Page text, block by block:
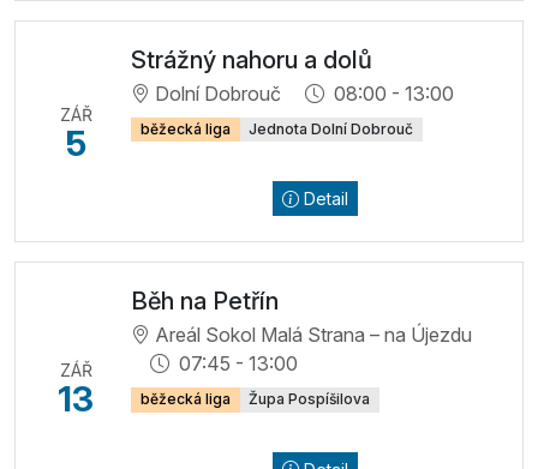
ZÁŘ
5
Strážný nahoru a dolů
Dolní Dobrouč 08:00 - 13:00
běžecká liga Jednota Dolní Dobrouč
Detail
ZÁŘ
13
Běh na Petřín
Areál Sokol Malá Strana – na Újezdu
07:45 - 13:00
běžecká liga Župa Pospíšilova